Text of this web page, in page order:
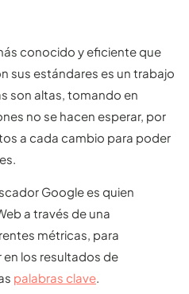
conocido y eficiente que
sus estándares es un trabajo
son altas, tomando en
no se hacen esperar, por
a cada cambio para poder
Google es quien
a través de una
métricas, para
los resultados de
palabras clave.